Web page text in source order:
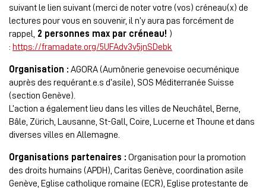
suivant le lien suivant (merci de noter votre (vos) créneau(x) de
lectures pour vous en souvenir, il n’y aura pas forcément de
rappel, 2 personnes max par créneau! )
: https://framadate.org/5UFAdv3v5jnSDebk
Organisation : AGORA (Aumônerie genevoise oecuménique
auprès des requérant.e.s d’asile), SOS Méditerranée Suisse
(section Genève).
L’action a également lieu dans les villes de Neuchâtel, Berne,
Bâle, Zürich, Lausanne, St-Gall, Coire, Lucerne et Thoune et dans
diverses villes en Allemagne.
Organisations partenaires : Organisation pour la promotion
des droits humains (APDH), Caritas Genève, coordination asile
Genève, Eglise catholique romaine (ECR), Eglise protestante de